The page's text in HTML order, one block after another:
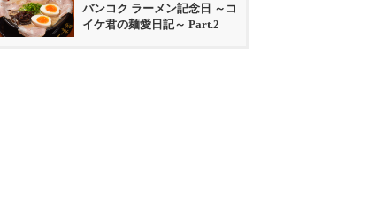
バンコク ラーメン記念日 ～コ
イケ君の麺愛日記～ Part.2